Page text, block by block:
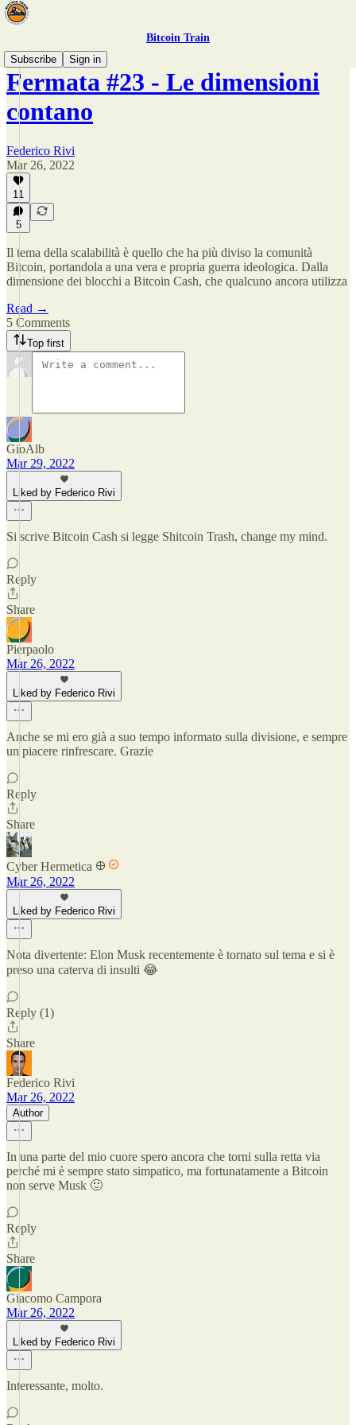
Bitcoin Train
Subscribe
Sign in
Fermata #23 - Le dimensioni
contano
Federico Rivi
Mar 26, 2022
11
5
Il tema della scalabilità è quello che ha più diviso la comunità
Bitcoin, portandola a una vera e propria guerra ideologica. Dalla
dimensione dei blocchi a Bitcoin Cash, che qualcuno ancora utilizza
Read →
5 Comments
Top first
GioAlb
Mar 29, 2022
Liked by Federico Rivi
Si scrive Bitcoin Cash si legge Shitcoin Trash, change my mind.
Reply
Share
Pierpaolo
Mar 26, 2022
Liked by Federico Rivi
Anche se mi ero già a suo tempo informato sulla divisione, e sempre
un piacere rinfrescare. Grazie
Reply
Share
Cyber Hermetica 𐀏
Mar 26, 2022
Liked by Federico Rivi
Nota divertente: Elon Musk recentemente è tornato sul tema e si è
preso una caterva di insulti 😂
Reply (1)
Share
Federico Rivi
Mar 26, 2022
Author
In una parte del mio cuore spero ancora che torni sulla retta via
perché mi è sempre stato simpatico, ma fortunatamente a Bitcoin
non serve Musk 🙂
Reply
Share
Giacomo Campora
Mar 26, 2022
Liked by Federico Rivi
Interessante, molto.